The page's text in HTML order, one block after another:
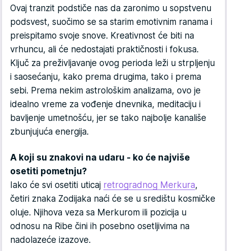
Ovaj tranzit podstiče nas da zaronimo u sopstvenu
podsvest, suočimo se sa starim emotivnim ranama i
preispitamo svoje snove. Kreativnost će biti na
vrhuncu, ali će nedostajati praktičnosti i fokusa.
Ključ za preživljavanje ovog perioda leži u strpljenju
i saosećanju, kako prema drugima, tako i prema
sebi. Prema nekim astrološkim analizama, ovo je
idealno vreme za vođenje dnevnika, meditaciju i
bavljenje umetnošću, jer se tako najbolje kanališe
zbunjujuća energija.
A koji su znakovi na udaru - ko će najviše
osetiti pometnju?
Iako će svi osetiti uticaj retrogradnog Merkura,
četiri znaka Zodijaka naći će se u središtu kosmičke
oluje. Njihova veza sa Merkurom ili pozicija u
odnosu na Ribe čini ih posebno osetljivima na
nadolazeće izazove.